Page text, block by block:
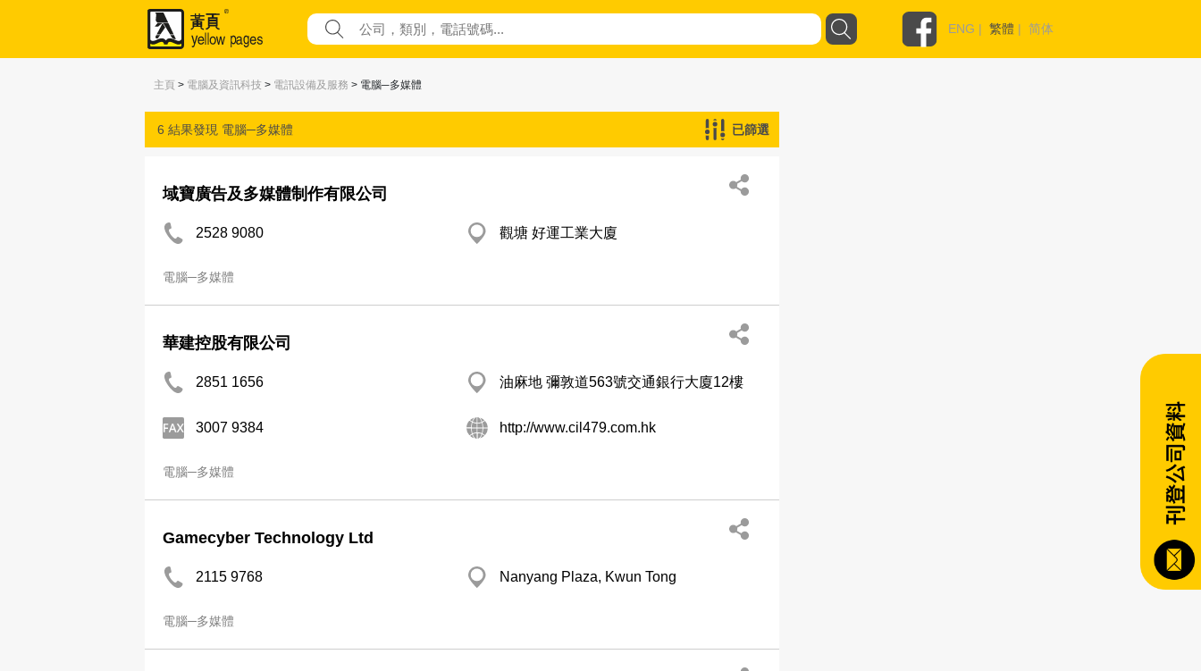
ENG | 繁體 | 简体
主頁 > 電腦及資訊科技 > 電訊設備及服務 > 電腦─多媒體
6 結果發現 電腦─多媒體 已篩選
域寶廣告及多媒體制作有限公司
2528 9080 觀塘 好運工業大廈
電腦─多媒體
華建控股有限公司
2851 1656 油麻地 彌敦道563號交通銀行大廈12樓
3007 9384 http://www.cil479.com.hk
電腦─多媒體
Gamecyber Technology Ltd
2115 9768 Nanyang Plaza, Kwun Tong
電腦─多媒體